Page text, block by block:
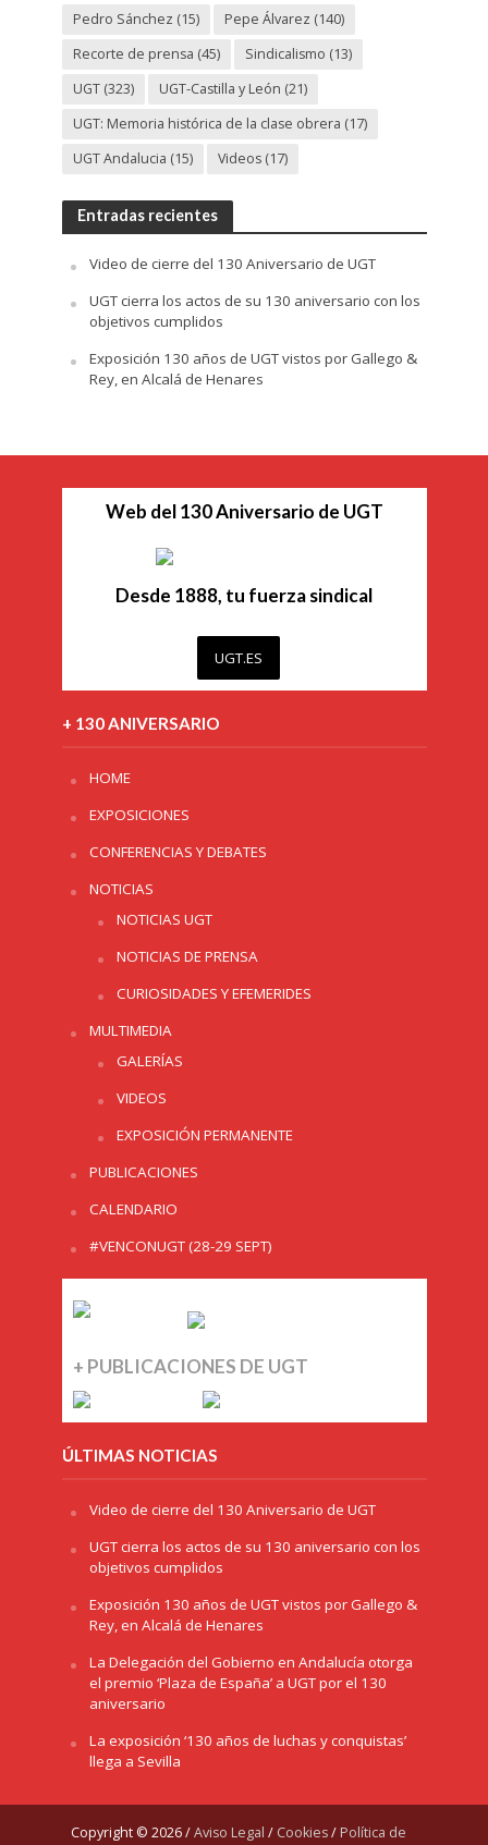
Pedro Sánchez (15) Pepe Álvarez (140)
Recorte de prensa (45) Sindicalismo (13)
UGT(323) UGT-Castilla y León (21)
UGT: Memoria histórica de la clase obrera (17)
UGT Andalucia (15) Videos(17)
Entradas recientes
Video de cierre del 130 Aniversario de UGT
UGT cierra los actos de su 130 aniversario con los
objetivos cumplidos
Exposición 130 años de UGT vistos por Gallego &
Rey, en Alcalá de Henares
Web del 130 Aniversario de UGT
Desde 1888, tu fuerza sindical
UGT.ES
+ 130 ANIVERSARIO
HOME
EXPOSICIONES
CONFERENCIAS Y DEBATES
NOTICIAS
NOTICIAS UGT
NOTICIAS DE PRENSA
CURIOSIDADES Y EFEMERIDES
MULTIMEDIA
GALERÍAS
VIDEOS
EXPOSICIÓN PERMANENTE
PUBLICACIONES
CALENDARIO
#VENCONUGT (28-29 SEPT)
+ PUBLICACIONES DE UGT
ÚLTIMAS NOTICIAS
Video de cierre del 130 Aniversario de UGT
UGT cierra los actos de su 130 aniversario con los
objetivos cumplidos
Exposición 130 años de UGT vistos por Gallego &
Rey, en Alcalá de Henares
La Delegación del Gobierno en Andalucía otorga
el premio ‘Plaza de España’ a UGT por el 130
aniversario
La exposición ‘130 años de luchas y conquistas’
llega a Sevilla
Copyright © 2026 /Aviso Legal / Cookies/ Política de